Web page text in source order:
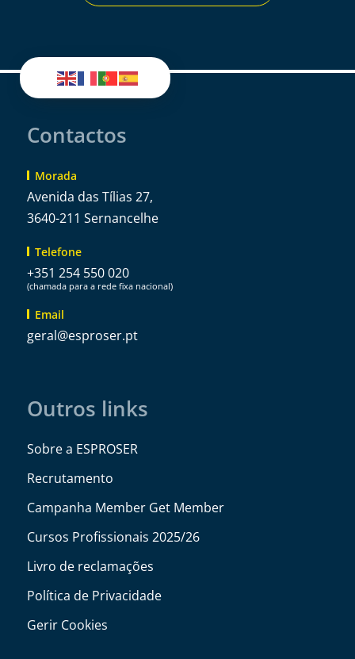
Contactos
Morada
Avenida das Tílias 27,
3640-211 Sernancelhe
Telefone
+351 254 550 020
(chamada para a rede fixa nacional)
Email
tp.resorpse
@lareg
Outros links
Sobre a ESPROSER
Recrutamento
Campanha Member Get Member
Cursos Profissionais 2025/26
Livro de reclamações
Política de Privacidade
Gerir Cookies